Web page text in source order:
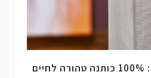
קנבס אמנים פרימיום: 100% כותנה טהורה לחיים